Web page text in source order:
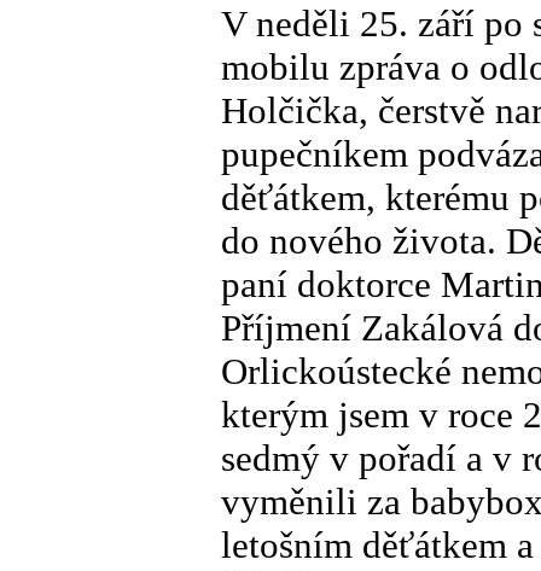
V neděli 25. září po
mobilu zpráva o
Holčička, čerstvě
pupečníkem
děťátkem, kterému
do nového života.
paní doktorce
Příjmení Zakálová
Orlickoústecké
kterým jsem v roce
sedmý v pořadí a v
vyměnili za
letošním děťátkem